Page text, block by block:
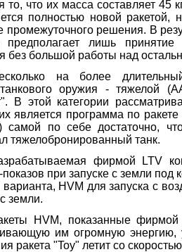
то, что их масса составляет45
полностью новой ракетой,
промежуточного решения. В
предполагает лишь
без большой работы над
на более
оружия - тяжелой (
". В этой категории
является программа по ракете
самой по себе достаточно,
тяжелобронированный танк.
фирмой
LTV
показов при запуске с земли
варианта, HVM для запуска с
земли.
HVM, показанные
им огромную энергию,
ракета "Toy" летит со